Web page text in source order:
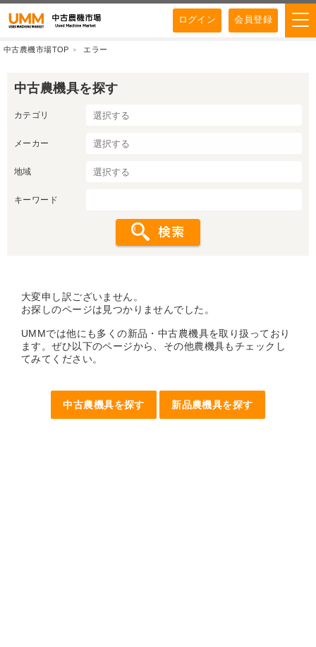
ログイン 会員登録
中古農機市場TOP エラー
中古農機具を探す
カテゴリ
メーカー
地域
キーワード
大変申し訳ございません。
お探しのページは見つかりませんでした。
UMMでは他にも多くの新品・中古農機具を取り扱っており
ます。ぜひ以下のページから、その他農機具もチェックし
てみてください。
中古農機具を探す 新品農機具を探す